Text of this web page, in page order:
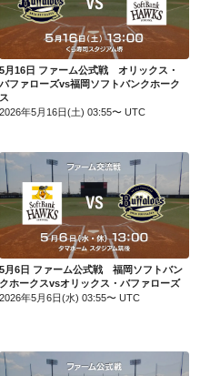
5月16日 ファーム公式戦 オリックス・バファローズvs福岡ソフトバンクホークス
5月16日 ファーム公式戦 オリックス・
バファローズvs福岡ソフトバンクホーク
ス
2026年5月16日(土) 03:55〜 UTC
5月6日 ファーム公式戦 福岡ソフトバンクホークスvsオリックス・バファローズ
5月6日 ファーム公式戦 福岡ソフトバン
クホークスvsオリックス・バファローズ
2026年5月6日(水) 03:55〜 UTC